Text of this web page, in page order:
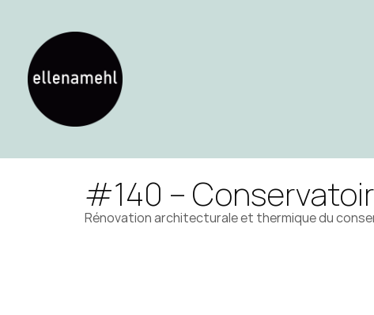
#140 –
Rénovation architecturale et thermique du